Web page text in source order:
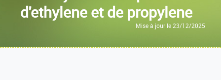
d'ethylene et de propylene
Mise à jour le 23/12/2025